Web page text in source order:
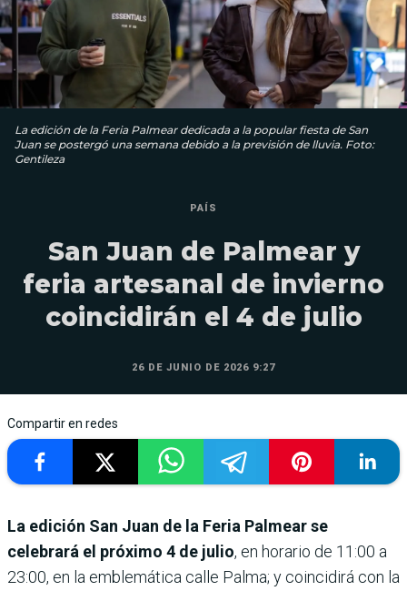
La edición de la Feria Palmear dedicada a la popular fiesta de San
Juan se postergó una semana debido a la previsión de lluvia. Foto:
Gentileza
PAÍS
San Juan de Palmear y
feria artesanal de invierno
coincidirán el 4 de julio
26 DE JUNIO DE 2026 9:27
Compartir en redes
La edición San Juan de la Feria Palmear se
celebrará el próximo 4 de julio, en horario de 11:00 a
23:00, en la emblemática calle Palma; y coincidirá con la